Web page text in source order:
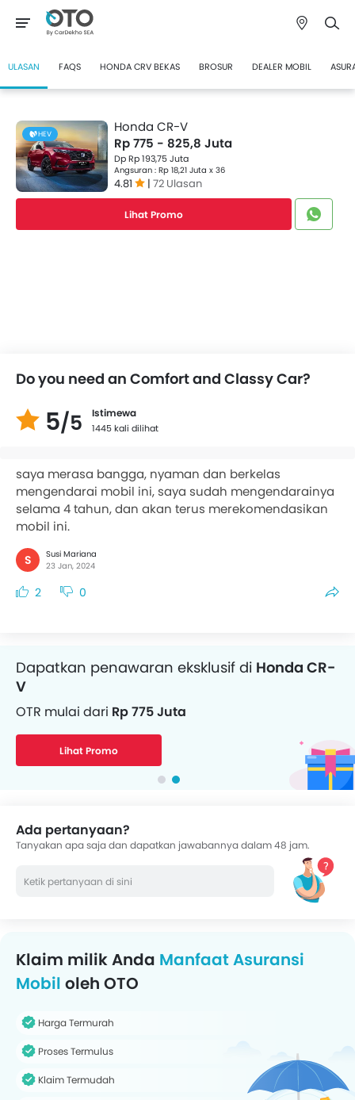
ULASAN FAQS HONDA CRV BEKAS BROSUR DEALER MOBIL
HEV
Honda CR-V
Rp 775 - 825,8 Juta
Dp Rp 193,75 Juta
Angsuran : Rp 18,21 Juta x 36
4.81 | 72 Ulasan
Lihat Promo
Do you need an Comfort and Classy Car?
5/5 Istimewa
1445 kali dilihat
saya merasa bangga, nyaman dan berkelas
mengendarai mobil ini, saya sudah mengendarainya
selama 4 tahun, dan akan terus merekomendasikan
mobil ini.
S
Susi Mariana
23 Jan, 2024
2 0
Dapatkan penawaran eksklusif di Honda CR-
V
OTR mulai dari Rp 775 Juta
Lihat Promo
Ada pertanyaan?
Tanyakan apa saja dan dapatkan jawabannya dalam 48 jam.
Klaim milik Anda Manfaat Asuransi
Mobil oleh OTO
Harga Termurah
Proses Termulus
Klaim Termudah